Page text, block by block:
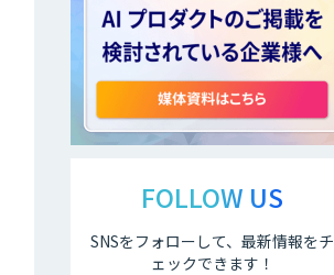
aiDAPTIV+
ELYZA Works
JAPAN AI
KNOWLEDGE
FOLLOW US
SNSをフォローして、最新情報をチ
ェックできます！